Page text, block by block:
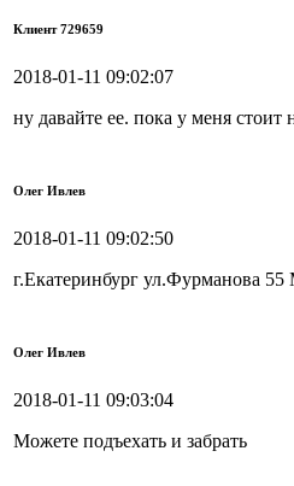
Клиент 729659
2018-01-11 09:02:07
ну давайте ее. пока у меня стоит
Олег Ивлев
2018-01-11 09:02:50
г.Екатеринбург ул.Фурманова
Олег Ивлев
2018-01-11 09:03:04
Можете подъехать и забрать